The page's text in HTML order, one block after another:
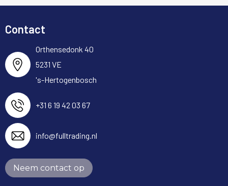
Contact
Orthensedonk 40
5231 VE
's-Hertogenbosch
+31 6 19 42 03 67
info@fulltrading.nl
Neem contact op